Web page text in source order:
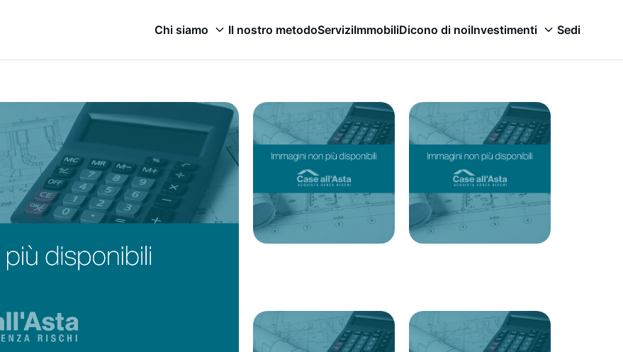
Chi siamo Il nostro metodoServiziImmobiliDicono di noiInvestimenti Sedi